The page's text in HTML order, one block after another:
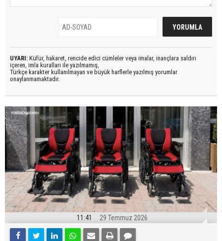
UYARI: Küfür, hakaret, rencide edici cümleler veya imalar, inançlara saldırı
içeren, imla kuralları ile yazılmamış,
Türkçe karakter kullanılmayan ve büyük harflerle yazılmış yorumlar
onaylanmamaktadır.
11:41 29 Temmuz 2026